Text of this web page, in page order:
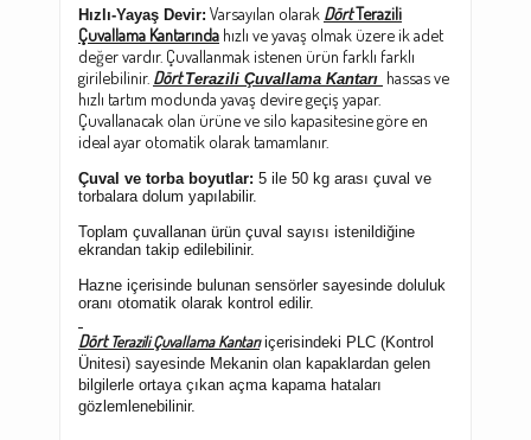
Hızlı-Yayaş Devir: Varsayılan olarak DörtTerazili
Çuvallama Kantarında hızlı ve yavaş olmak üzere ik adet
değer vardır. Çuvallanmak istenen ürün farklı farklı
girilebilinir. DörtTerazili Çuvallama Kantarı hassas ve
hızlı tartım modunda yavaş devire geçiş yapar.
Çuvallanacak olan ürüne ve silo kapasitesine göre en
ideal ayar otomatik olarak tamamlanır.
Çuval ve torba boyutlar: 5 ile 50 kg arası çuval ve
torbalara dolum yapılabilir.
Toplam çuvallanan ürün çuval sayısı istenildiğine
ekrandan takip edilebilinir.
Hazne içerisinde bulunan sensörler sayesinde doluluk
oranı otomatik olarak kontrol edilir.
Dört Terazili Çuvallama Kantarıiçerisindeki PLC (Kontrol
Ünitesi) sayesinde Mekanin olan kapaklardan gelen
bilgilerle ortaya çıkan açma kapama hataları
gözlemlenebilinir.